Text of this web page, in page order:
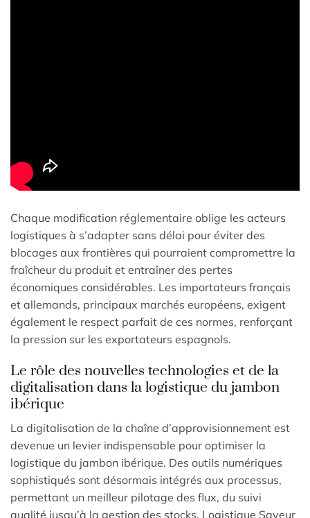
Chaque modification réglementaire oblige les acteurs
logistiques à s’adapter sans délai pour éviter des
blocages aux frontières qui pourraient compromettre la
fraîcheur du produit et entraîner des pertes
économiques considérables. Les importateurs français
et allemands, principaux marchés européens, exigent
également le respect parfait de ces normes, renforçant
la pression sur les exportateurs espagnols.
Le rôle des nouvelles technologies et de la
digitalisation dans la logistique du jambon
ibérique
La digitalisation de la chaîne d’approvisionnement est
devenue un levier indispensable pour optimiser la
logistique du jambon ibérique. Des outils numériques
sophistiqués sont désormais intégrés aux processus,
permettant un meilleur pilotage des flux, du suivi
qualité jusqu’à la gestion des stocks. Logistique Saveur